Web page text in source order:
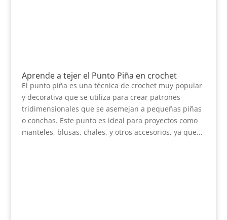
Aprende a tejer el Punto Piña en crochet
El punto piña es una técnica de crochet muy popular
y decorativa que se utiliza para crear patrones
tridimensionales que se asemejan a pequeñas piñas
o conchas. Este punto es ideal para proyectos como
manteles, blusas, chales, y otros accesorios, ya que...